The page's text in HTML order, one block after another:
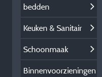
bedden
Keuken & Sanitair
Schoonmaak
Binnenvoorzieningen